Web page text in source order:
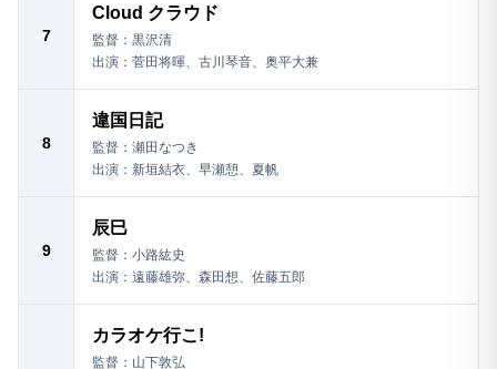
7
Cloud クラウド
監督：黒沢清
出演：菅田将暉、古川琴音、奥平大兼
8
違国日記
監督：瀬田なつき
出演：新垣結衣、早瀬憩、夏帆
9
辰巳
監督：小路紘史
出演：遠藤雄弥、森田想、佐藤五郎
カラオケ行こ!
監督：山下敦弘